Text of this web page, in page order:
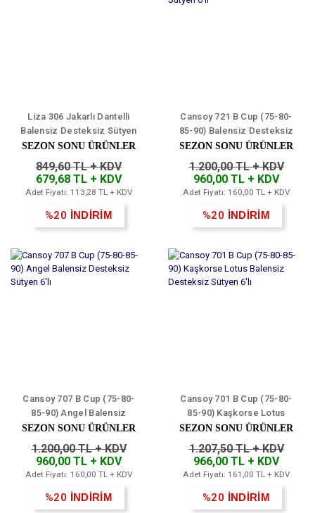
Liza 306 Jakarlı Dantelli
Balensiz Desteksiz Sütyen
6'lı
SEZON SONU ÜRÜNLER
849,60 TL + KDV
679,68 TL + KDV
Adet Fiyatı: 113,28 TL + KDV
%20 İNDİRİM
Cansoy 721 B Cup (75-80-
85-90) Balensiz Desteksiz
Bayan Sütyen 6'lı
SEZON SONU ÜRÜNLER
1.200,00 TL + KDV
960,00 TL + KDV
Adet Fiyatı: 160,00 TL + KDV
%20 İNDİRİM
Cansoy 707 B Cup (75-80-
85-90) Angel Balensiz
Desteksiz Sütyen 6'lı
SEZON SONU ÜRÜNLER
1.200,00 TL + KDV
960,00 TL + KDV
Adet Fiyatı: 160,00 TL + KDV
%20 İNDİRİM
Cansoy 701 B Cup (75-80-
85-90) Kaşkorse Lotus
Balensiz Desteksiz Sütyen
SEZON SONU ÜRÜNLER
1.207,50 TL + KDV
966,00 TL + KDV
Adet Fiyatı: 161,00 TL + KDV
%20 İNDİRİM